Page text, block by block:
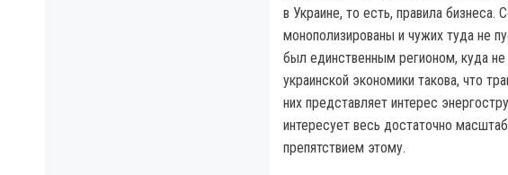
в Украине, то есть, правила
монополизированы и чужих туда не
был единственным регионом, куда не
украинской экономики такова, что
них представляет интерес
интересует весь достаточно
препятствием этому.